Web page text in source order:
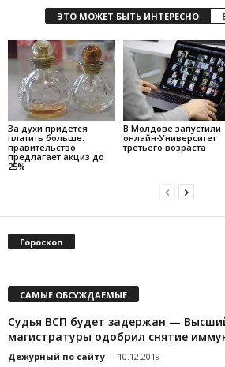
ЭТО МОЖЕТ БЫТЬ ИНТЕРЕСНО
За духи придется
платить больше:
правительство
предлагает акциз до
25%
В Молдове запустили
онлайн-Университет
третьего возраста
Гороскоп
САМЫЕ ОБСУЖДАЕМЫЕ
Судья ВСП будет задержан —
магистратуры одобрил снятие
Дежурный по сайту - 10.12.2019